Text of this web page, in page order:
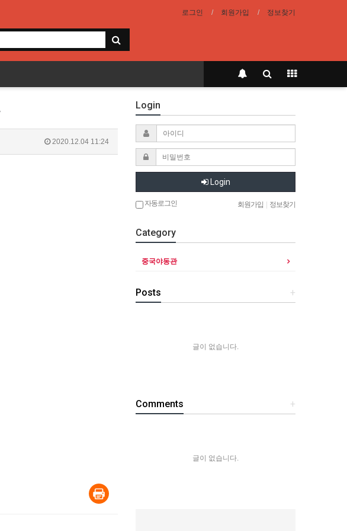
로그인 회원가입 정보찾기
2020.12.04 11:24
Login
Login
자동로그인 회원가입 정보찾기
Category
중국야동관
+
Posts
글이 없습니다.
+
Comments
글이 없습니다.